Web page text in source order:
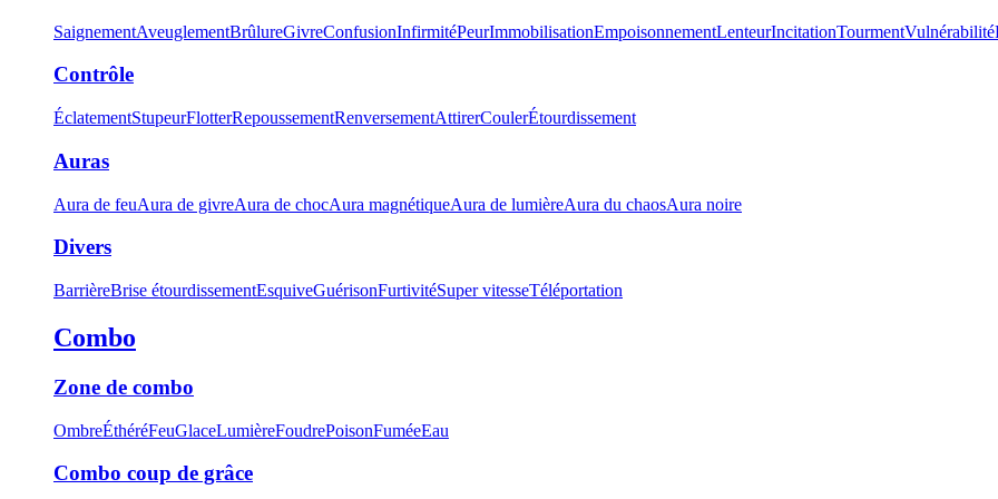
SaignementAveuglementBrûlureGivreConfusionInfirmitéPeurImmobilisationEmpoisonnementLenteurIncitationTourmentVulnérabilité
Contrôle
ÉclatementStupeurFlotterRepoussementRenversementAttirerCoulerÉtourdissement
Auras
Aura de feuAura de givreAura de chocAura magnétiqueAura de lumièreAura du chaosAura noire
Divers
BarrièreBrise étourdissementEsquiveGuérisonFurtivitéSuper vitesseTéléportation
Combo
Zone de combo
OmbreÉthéréFeuGlaceLumièreFoudrePoisonFuméeEau
Combo coup de grâce